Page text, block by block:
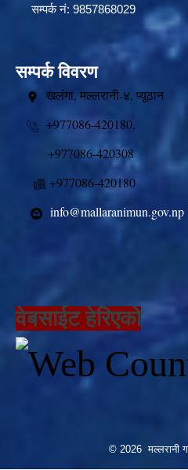
सम्पर्क नं: 9857868029
सम्पर्क विवरण
खलंगा, मल्लरानी-४,
+977086-420180,
+977086-420308
+977086-
info@mallaranimun.gov.np
वेबसाईट हेरिएको
© 2026 मल्लरानी